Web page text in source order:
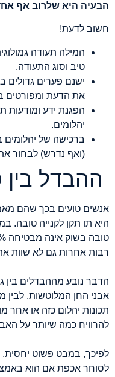
הבעיה היא שלרוב אף
חשוב לדעת!
המילה תעודה
טיב וסוג התעודה.
ישנם פערים גדולים
את הדעת ומפורטים
הפגנת ידע ומודעות
יהלומים.
ברכישה של יהלומים
(ואף נדרש) לבחור
ההבדל בין
אנשים טועים בכך שהם
היא תו תקן לקנייה טובה.
רבות אחרות גם לא שוות
הדבר נובע מההבדלים בין
אבני החן המלוטשות, לבין
תכונות יהלום כזה או אחר
להרוויח כמה שיותר על
לפיכך, במבט פשוט יחסית,
לסוחר אכפת אם הוא